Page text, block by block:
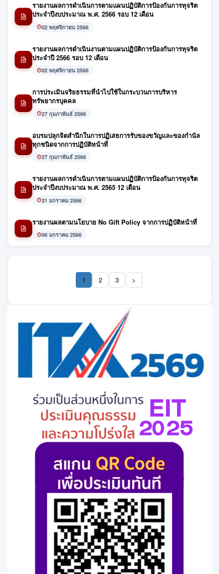
รายงานผลการดำเนินการตามแผนปฏิบัติการป้องกันการทุจริต
ประจำปีงบประมาณ พ.ศ. 2566 รอบ 12 เดือน
02 พฤศจิกายน 2566
รายงานผลการดำเนินงานตามแผนปฏิบัติการป้องกันการทุจริต
ประจำปี 2566 รอบ 12 เดือน
02 พฤศจิกายน 2566
การประเมินจริยธรรมที่นำไปใช้ในกระบวนการบริหาร
ทรัพยากรบุคคล
27 กุมภาพันธ์ 2566
อบรมปลุกจิตสำนึกในการปฏิเสธการรับของขวัญและของกำนัล
ทุกชนิดจากการปฏิบัติหน้าที่
27 กุมภาพันธ์ 2566
รายงานผลการดำเนินการตามแผนปฏิบัติการป้องกันการทุจริต
ประจำปีงบประมาณ พ.ศ. 2565 12 เดือน
31 มกราคม 2566
รายงานผลตามนโยบาย No Gift Policy จากการปฏิบัติหน้าที่
06 มกราคม 2566
1 (current)
2 3 >